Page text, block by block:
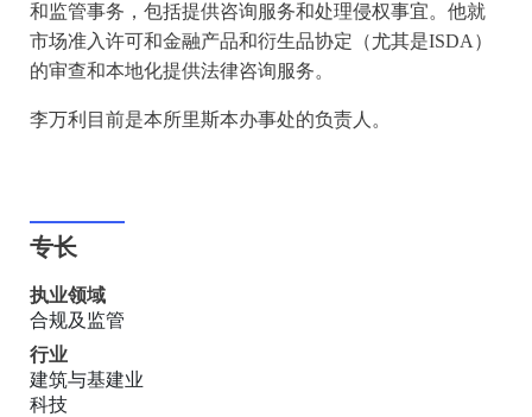
和监管事务，包括提供咨询服务和处理侵权事宜。他就
市场准入许可和金融产品和衍生品协定（尤其是ISDA）
的审查和本地化提供法律咨询服务。
李万利目前是本所里斯本办事处的负责人。
专长
执业领域
合规及监管
行业
建筑与基建业
科技